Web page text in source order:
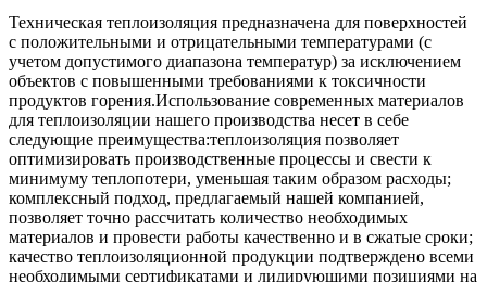
Техническая теплоизоляция предназначена для поверхностей
с положительными и отрицательными температурами (с
учетом допустимого диапазона температур) за исключением
объектов с повышенными требованиями к токсичности
продуктов горения.Использование современных материалов
для теплоизоляции нашего производства несет в себе
следующие преимущества:теплоизоляция позволяет
оптимизировать производственные процессы и свести к
минимуму теплопотери, уменьшая таким образом расходы;
комплексный подход, предлагаемый нашей компанией,
позволяет точно рассчитать количество необходимых
материалов и провести работы качественно и в сжатые сроки;
качество теплоизоляционной продукции подтверждено всеми
необходимыми сертификатами и лидирующими позициями на